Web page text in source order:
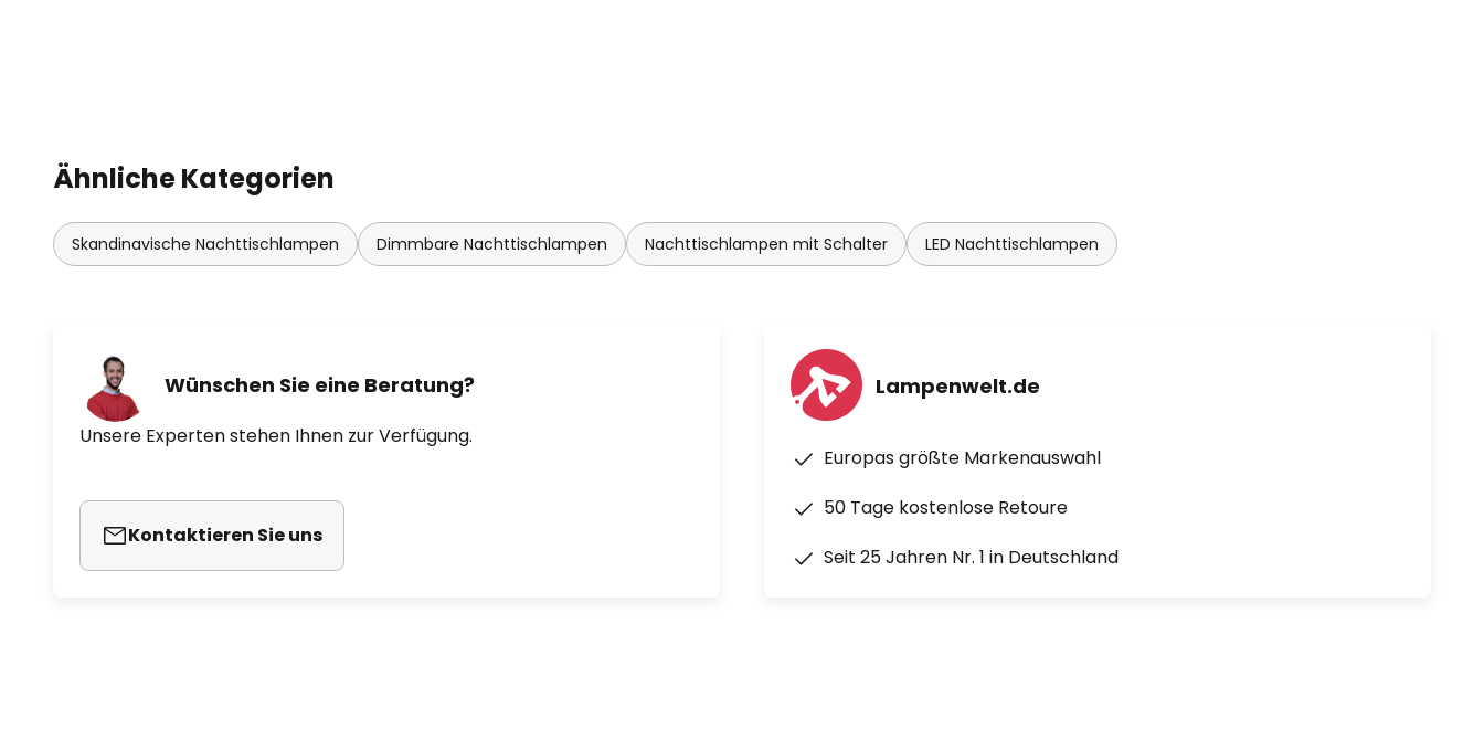
Ähnliche Kategorien
Skandinavische Nachttischlampen Dimmbare Nachttischlampen Nachttischlampen mit Schalter LED Nachttischlampen
Wünschen Sie eine Beratung?
Unsere Experten stehen Ihnen zur Verfügung.
Kontaktieren Sie uns
Lampenwelt.de
Europas größte Markenauswahl
50 Tage kostenlose Retoure
Seit 25 Jahren Nr. 1 in Deutschland